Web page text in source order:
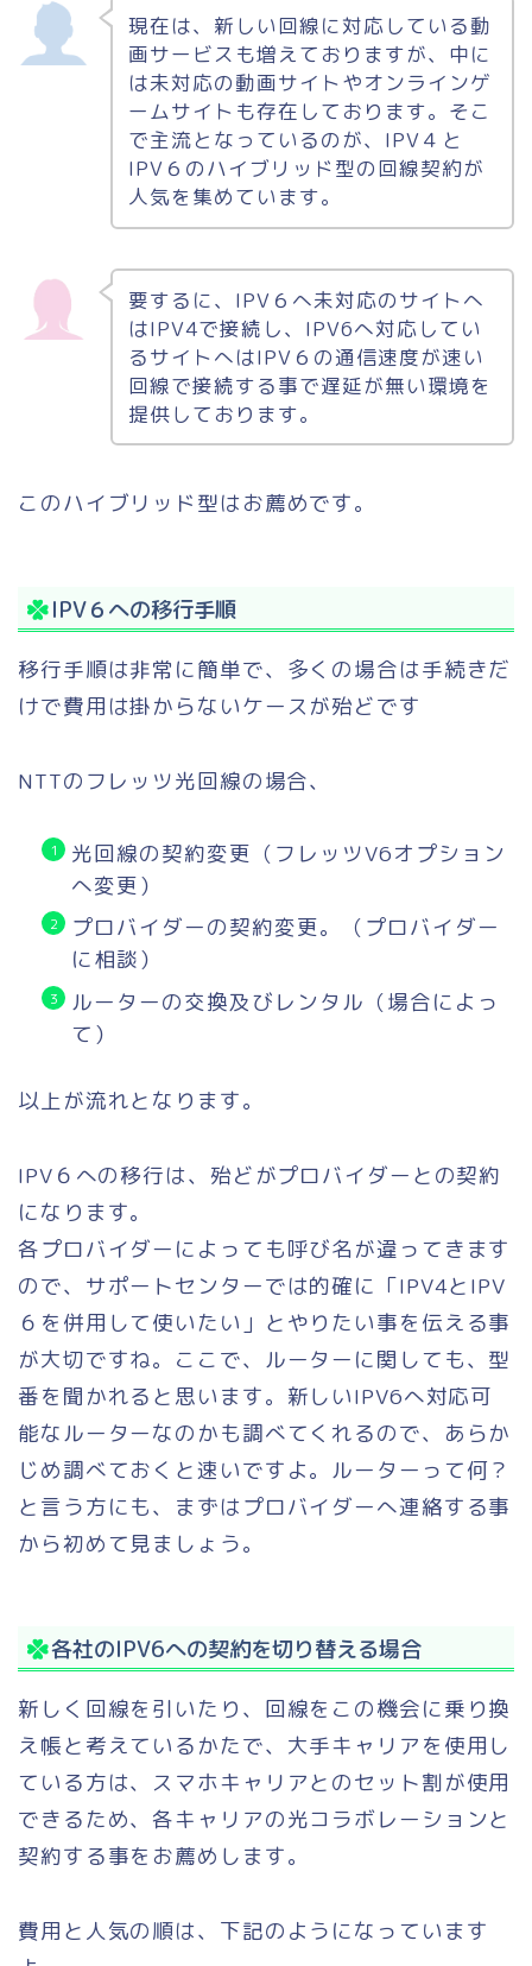
現在は、新しい回線に対応している動
画サービスも増えておりますが、中に
は未対応の動画サイトやオンラインゲ
ームサイトも存在しております。そこ
で主流となっているのが、IPV４と
IPV６のハイブリッド型の回線契約が
人気を集めています。
要するに、IPV６へ未対応のサイトへ
はIPV4で接続し、IPV6へ対応してい
るサイトへはIPV６の通信速度が速い
回線で接続する事で遅延が無い環境を
提供しております。
このハイブリッド型はお薦めです。
IPV６への移行手順
移行手順は非常に簡単で、多くの場合は手続きだ
けで費用は掛からないケースが殆どです
NTTのフレッツ光回線の場合、
光回線の契約変更（フレッツV6オプション
へ変更）
プロバイダーの契約変更。（プロバイダー
に相談）
ルーターの交換及びレンタル（場合によっ
て）
以上が流れとなります。
IPV６への移行は、殆どがプロバイダーとの契約
になります。
各プロバイダーによっても呼び名が違ってきます
ので、サポートセンターでは的確に「IPV4とIPV
６を併用して使いたい」とやりたい事を伝える事
が大切ですね。ここで、ルーターに関しても、型
番を聞かれると思います。新しいIPV6へ対応可
能なルーターなのかも調べてくれるので、あらか
じめ調べておくと速いですよ。ルーターって何？
と言う方にも、まずはプロバイダーへ連絡する事
から初めて見ましょう。
各社のIPV6への契約を切り替える場合
新しく回線を引いたり、回線をこの機会に乗り換
え帳と考えているかたで、大手キャリアを使用し
ている方は、スマホキャリアとのセット割が使用
できるため、各キャリアの光コラボレーションと
契約する事をお薦めします。
費用と人気の順は、下記のようになっています